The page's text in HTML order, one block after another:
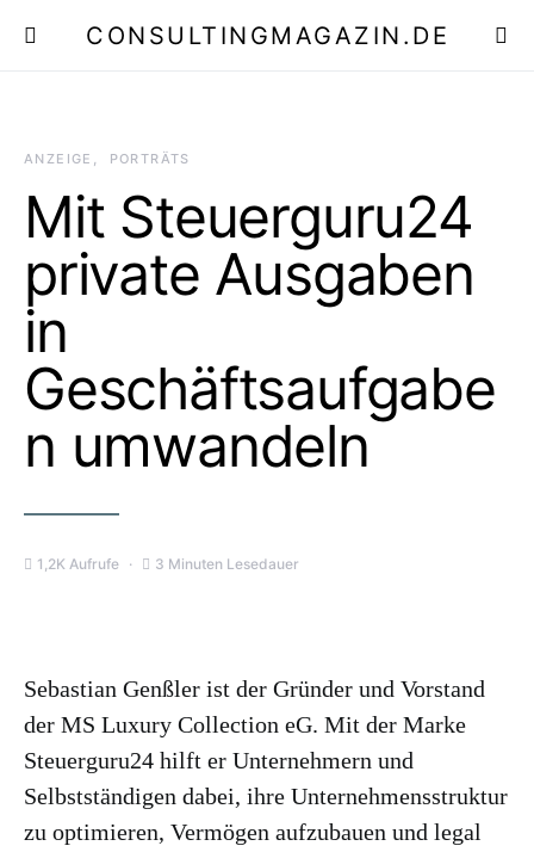
CONSULTINGMAGAZIN.DE
ANZEIGE PORTRÄTS
Mit Steuerguru24
private Ausgaben
in
Geschäftsaufgabe
n umwandeln
1,2K Aufrufe 3 Minuten Lesedauer
Sebastian Genßler ist der Gründer und Vorstand
der MS Luxury Collection eG. Mit der Marke
Steuerguru24 hilft er Unternehmern und
Selbstständigen dabei, ihre Unternehmensstruktur
zu optimieren, Vermögen aufzubauen und legal